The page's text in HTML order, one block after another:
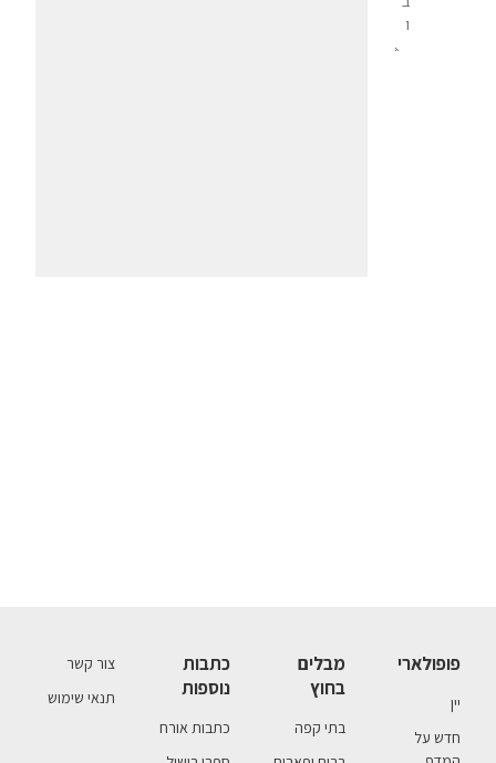
פופולארי
יין
חדש על
מבלים
בחוץ
בתי קפה
כתבות
נוספות
כתבות אורח
צור קשר
תנאי שימוש